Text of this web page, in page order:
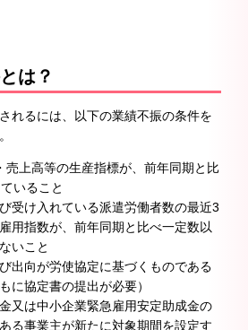
は？
れるには、以下の業績不振の条件を
売上高等の生産指標が、前年同期と比
いること
受け入れている派遣労働者数の最近3
用指数が、前年同期と比べ一定数以
いこと
出向が労使協定に基づくものである
に協定書の提出が必要）
又は中小企業緊急雇用安定助成金の
る事業主が新たに対象期間を設定す